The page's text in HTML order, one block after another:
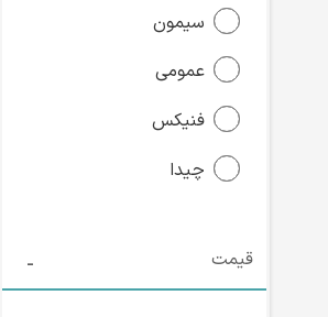
سیمون
عمومی
فنیکس
چیدا
قیمت